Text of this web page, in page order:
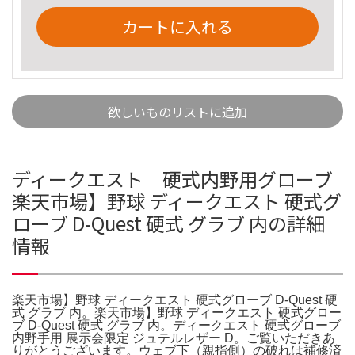
カートに入れる
欲しいものリストに追加
ディークエスト 硬式内野用グローブ
楽天市場】野球 ディークエスト 硬式グ
ローブ D-Quest 硬式 グラブ 内の詳細
情報
楽天市場】野球 ディークエスト 硬式グローブ D-Quest 硬
式 グラブ 内。楽天市場】野球 ディークエスト 硬式グロー
ブ D-Quest 硬式 グラブ 内。ディークエスト 硬式グローブ
内野手用 展示会限定 ジュテルレザー D。ご覧いただきあ
りがとうございます。ウェブ下（親指側）の破れは補修済